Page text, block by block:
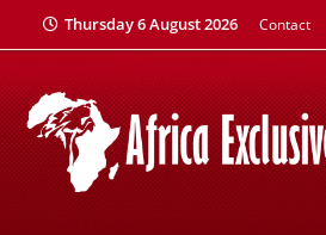
Thursday 6 August 2026 Contact